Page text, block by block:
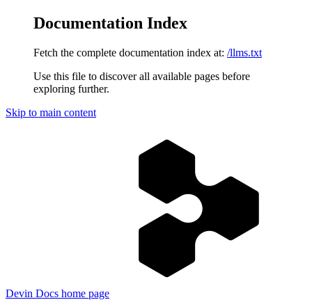
Documentation Index
Fetch the complete documentation index at: /llms.txt
Use this file to discover all available pages before
exploring further.
Skip to main content
Devin Docs home page